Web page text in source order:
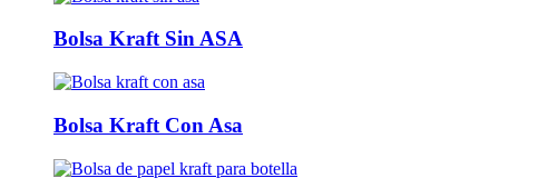
Bolsa Kraft Sin ASA
Bolsa Kraft Con Asa